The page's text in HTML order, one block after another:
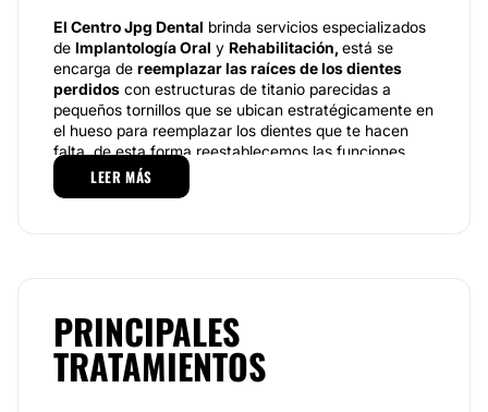
El Centro Jpg Dental brinda servicios especializados
de Implantología Oral y Rehabilitación, está se
encarga de reemplazar las raíces de los dientes
perdidos con estructuras de titanio parecidas a
pequeños tornillos que se ubican estratégicamente en
el hueso para reemplazar los dientes que te hacen
falta, de esta forma reestablecemos las funciones
naturales de tu boca como son la
masticatoria, fonación, y estabilidad de la mordida
otra parte, laRehabilitación Oral
tu sonrisa y dentadura una apariencia estética y
armónica con el uso deprótesis dentales
mayoría de los casos los daños se deben a
LEER MÁS
PRINCIPALES
TRATAMIENTOS